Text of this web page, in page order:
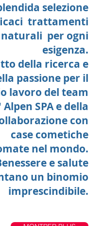
selezione
trattamenti
naturali per ogni
esigenza.
della ricerca e
passione per il
lavoro del team
SPA e della
con
case cometiche
nel mondo.
e salute
un binomio
imprescindibile.